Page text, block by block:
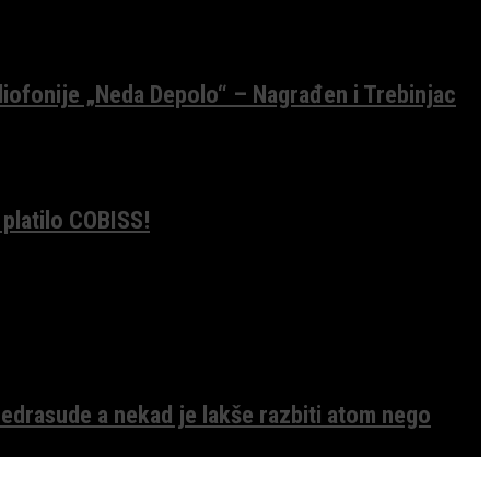
„Neda Depolo“ – Nagrađen i Trebinjac
COBISS!
a nekad je lakše razbiti atom nego